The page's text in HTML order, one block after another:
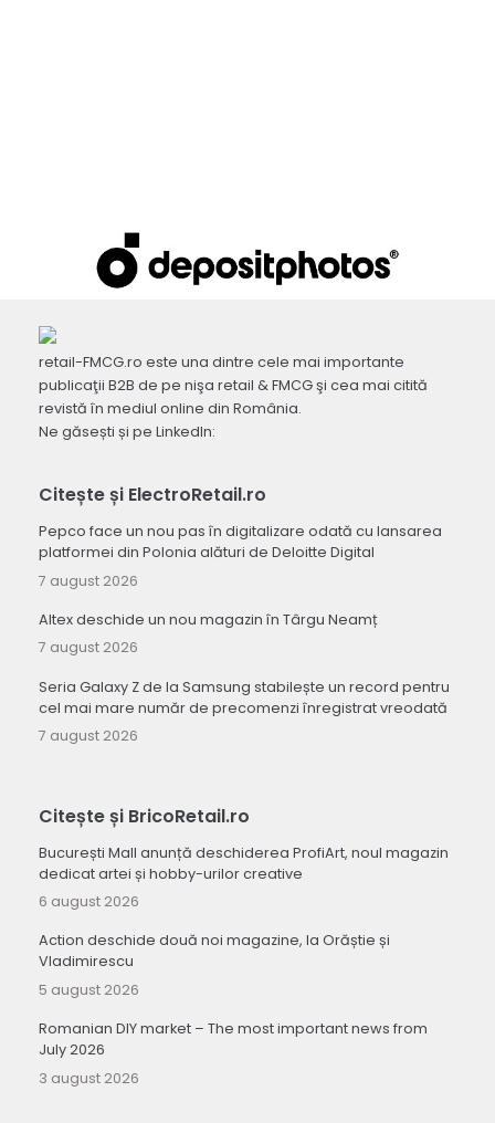
retail-FMCG.ro este una dintre cele mai importante
publicaţii B2B de pe nişa retail & FMCG şi cea mai citită
revistă în mediul online din România.
Ne găsești și pe LinkedIn:
Citește și ElectroRetail.ro
Pepco face un nou pas în digitalizare odată cu lansarea
platformei din Polonia alături de Deloitte Digital
7 august 2026
Altex deschide un nou magazin în Târgu Neamț
7 august 2026
Seria Galaxy Z de la Samsung stabilește un record pentru
cel mai mare număr de precomenzi înregistrat vreodată
7 august 2026
Citește și BricoRetail.ro
București Mall anunță deschiderea ProfiArt, noul magazin
dedicat artei și hobby-urilor creative
6 august 2026
Action deschide două noi magazine, la Orăștie și
Vladimirescu
5 august 2026
Romanian DIY market – The most important news from
July 2026
3 august 2026